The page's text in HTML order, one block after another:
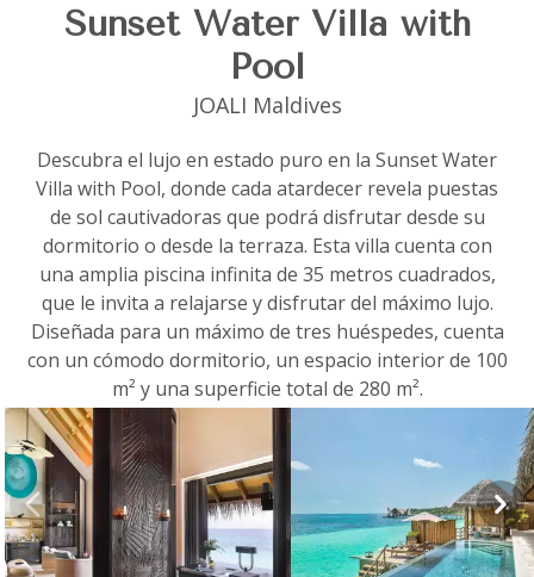
Sunset Water Villa with
Pool
JOALI Maldives
Descubra el lujo en estado puro en la Sunset Water
Villa with Pool, donde cada atardecer revela puestas
de sol cautivadoras que podrá disfrutar desde su
dormitorio o desde la terraza. Esta villa cuenta con
una amplia piscina infinita de 35 metros cuadrados,
que le invita a relajarse y disfrutar del máximo lujo.
Diseñada para un máximo de tres huéspedes, cuenta
con un cómodo dormitorio, un espacio interior de 100
m² y una superficie total de 280 m².